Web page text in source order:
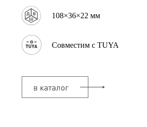
108×36×22 мм
Совместим с TUYA